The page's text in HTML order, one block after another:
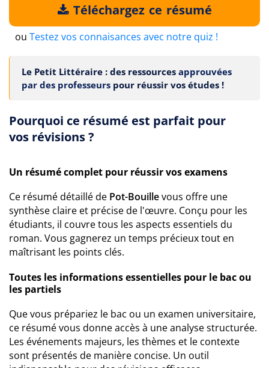
Téléchargez ce résumé
ou Testez vos connaisances avec notre quiz !
Le Petit Littéraire : des ressources approuvées
par des professeurs pour réussir vos études !
Pourquoi ce résumé est parfait pour
vos révisions ?
Un résumé complet pour réussir vos examens
Ce résumé détaillé de Pot-Bouillevous offre une
synthèse claire et précise de l'œuvre. Conçu pour les
étudiants, il couvre tous les aspects essentiels du
roman. Vous gagnerez un temps précieux tout en
maîtrisant les points clés.
Toutes les informations essentielles pour le bac ou
les partiels
Que vous prépariez le bac ou un examen universitaire,
ce résumé vous donne accès à une analyse structurée.
Les événements majeurs, les thèmes et le contexte
sont présentés de manière concise. Un outil